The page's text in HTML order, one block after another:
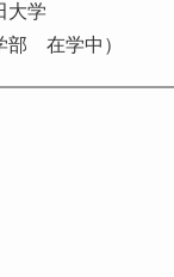
大学
部 在学中）